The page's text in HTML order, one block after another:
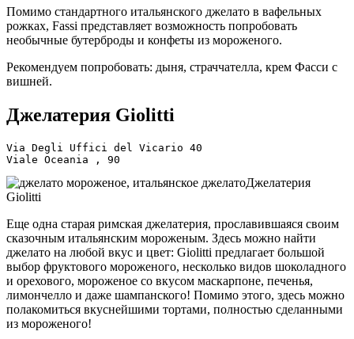
Помимо стандартного итальянского джелато в вафельных
рожках, Fassi представляет возможность попробовать
необычные бутерброды и конфеты из мороженого.
Рекомендуем попробовать: дыня, страччателла, крем Фасси с
вишней.
Джелатерия Giolitti
Via Degli Uffici del Vicario 40
Viale Oceania , 90
Джелатерия
Giolitti
Еще одна старая римская джелатерия, прославившаяся своим
сказочным итальянским мороженым. Здесь можно найти
джелато на любой вкус и цвет: Giolitti предлагает большой
выбор фруктового мороженого, несколько видов шоколадного
и орехового, мороженое со вкусом маскарпоне, печенья,
лимончелло и даже шампанского! Помимо этого, здесь можно
полакомиться вкуснейшими тортами, полностью сделанными
из мороженого!